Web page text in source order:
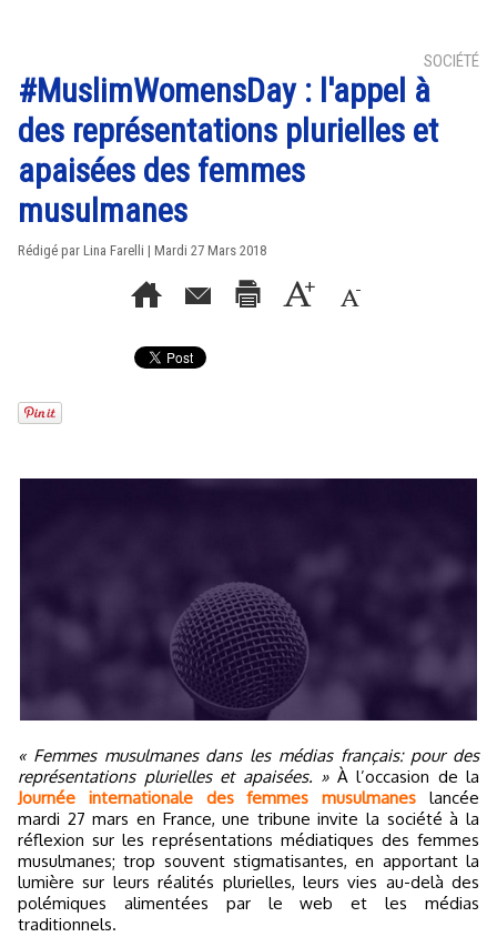
SOCIÉTÉ
#MuslimWomensDay : l'appel à
des représentations plurielles et
apaisées des femmes
musulmanes
Rédigé par Lina Farelli | Mardi 27 Mars 2018
« Femmes musulmanes dans les médias français: pour des
représentations plurielles et apaisées. »À l’occasion de la
Journée internationale des femmes musulmanes lancée
mardi 27 mars en France, une tribune invite la société à la
réflexion sur les représentations médiatiques des femmes
musulmanes; trop souvent stigmatisantes, en apportant la
lumière sur leurs réalités plurielles, leurs vies au-delà des
polémiques alimentées par le web et les médias
traditionnels.